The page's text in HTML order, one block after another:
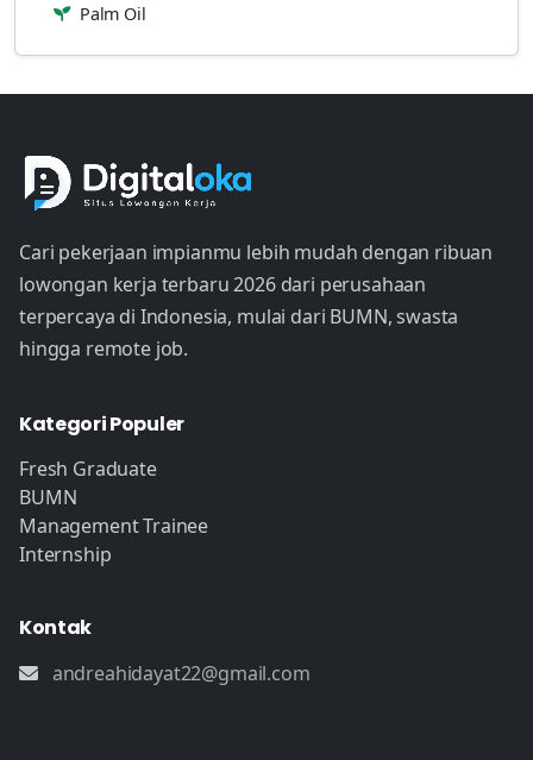
Palm Oil
Cari pekerjaan impianmu lebih mudah dengan ribuan
lowongan kerja terbaru 2026 dari perusahaan
terpercaya di Indonesia, mulai dari BUMN, swasta
hingga remote job.
Kategori Populer
Fresh Graduate
BUMN
Management Trainee
Internship
Kontak
andreahidayat22@gmail.com